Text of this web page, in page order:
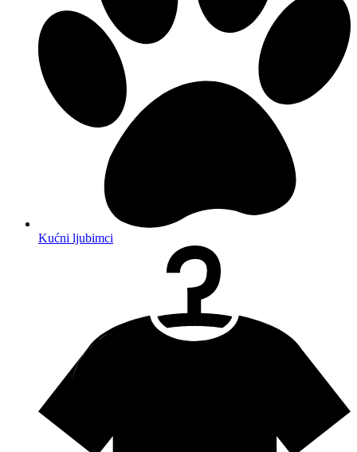
Kućni ljubimci